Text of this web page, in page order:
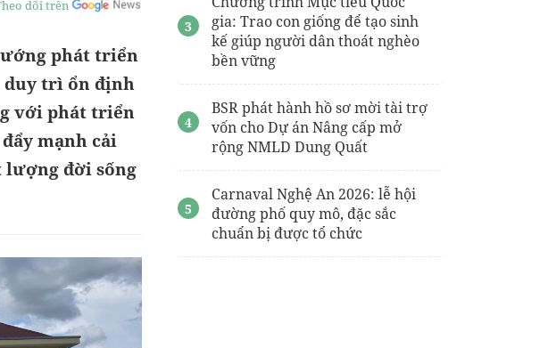
dõi trên
phát triển
duy trì ổn định
với phát triển
mạnh cải
lượng đời sống
gia: Trao con giống để tạo sinh
kế giúp người dân thoát nghèo
bền vững
BSR phát hành hồ sơ mời tài trợ
vốn cho Dự án Nâng cấp mở
rộng NMLD Dung Quất
Carnaval Nghệ An 2026: lễ hội
đường phố quy mô, đặc sắc
chuẩn bị được tổ chức